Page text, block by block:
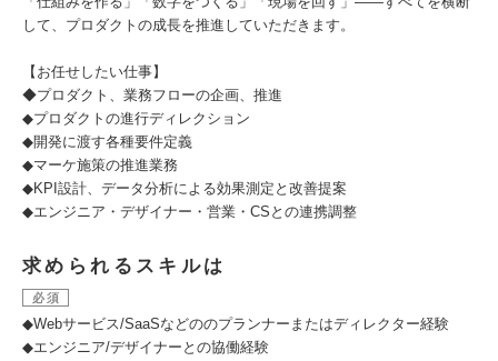
して、プロダクトの成長を推進していただきます。
【お任せしたい仕事】
◆プロダクト、業務フローの企画、推進
◆プロダクトの進行ディレクション
◆開発に渡す各種要件定義
◆マーケ施策の推進業務
◆KPI設計、データ分析による効果測定と改善提案
◆エンジニア・デザイナー・営業・CSとの連携調整
求められるスキルは
必須
◆Webサービス/SaaSなどののプランナーまたはディレクター経験
◆エンジニア/デザイナーとの協働経験